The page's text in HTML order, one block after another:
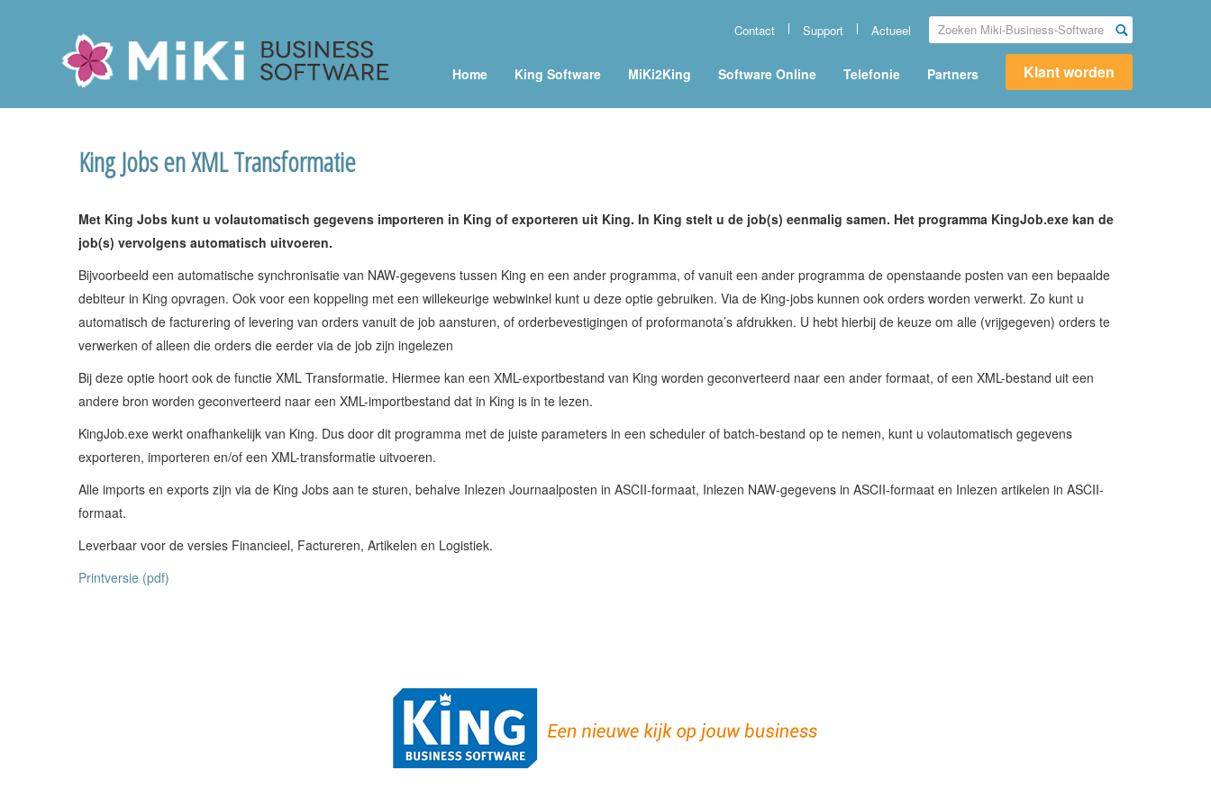
Miki-Business-Software
Home King Software MiKi2King Software Online Telefonie Partners Klant worden
Actueel
Support
Contact
King Jobs en XML Transformatie
Met King Jobs kunt u volautomatisch gegevens importeren in King of exporteren uit King. In King stelt u de job(s) eenmalig samen. Het programma KingJob.exe kan de
job(s) vervolgens automatisch uitvoeren.
Bijvoorbeeld een automatische synchronisatie van NAW-gegevens tussen King en een ander programma, of vanuit een ander programma de openstaande posten van een bepaalde
debiteur in King opvragen. Ook voor een koppeling met een willekeurige webwinkel kunt u deze optie gebruiken. Via de King-jobs kunnen ook orders worden verwerkt. Zo kunt u
automatisch de facturering of levering van orders vanuit de job aansturen, of orderbevestigingen of proformanota’s afdrukken. U hebt hierbij de keuze om alle (vrijgegeven) orders te
verwerken of alleen die orders die eerder via de job zijn ingelezen
Bij deze optie hoort ook de functie XML Transformatie. Hiermee kan een XML-exportbestand van King worden geconverteerd naar een ander formaat, of een XML-bestand uit een
andere bron worden geconverteerd naar een XML-importbestand dat in King is in te lezen.
KingJob.exe werkt onafhankelijk van King. Dus door dit programma met de juiste parameters in een scheduler of batch-bestand op te nemen, kunt u volautomatisch gegevens
exporteren, importeren en/of een XML-transformatie uitvoeren.
Alle imports en exports zijn via de King Jobs aan te sturen, behalve Inlezen Journaalposten in ASCII-formaat, Inlezen NAW-gegevens in ASCII-formaat en Inlezen artikelen in ASCII-
formaat.
Leverbaar voor de versies Financieel, Factureren, Artikelen en Logistiek.
Printversie (pdf)